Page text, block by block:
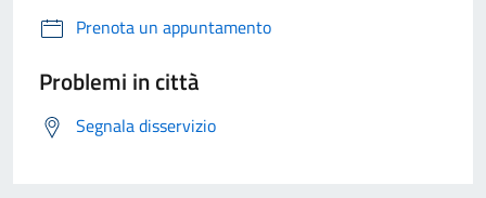
Prenota un appuntamento
Problemi in città
Segnala disservizio